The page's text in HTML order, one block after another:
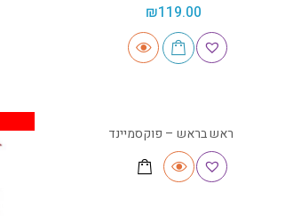
₪119.00
ראש בראש – פוקסמיינד